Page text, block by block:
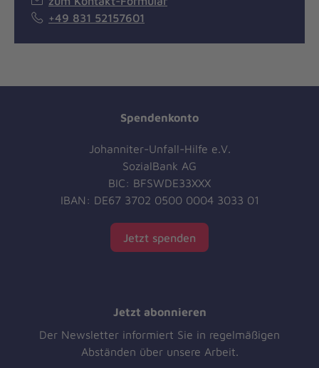
+49 831 52157601
Spendenkonto
Johanniter-Unfall-Hilfe e.V.
SozialBank AG
BIC: BFSWDE33XXX
IBAN: DE67 3702 0500 0004 3033 01
Jetzt spenden
Jetzt abonnieren
Der Newsletter informiert Sie in regelmäßigen
Abständen über unsere Arbeit.